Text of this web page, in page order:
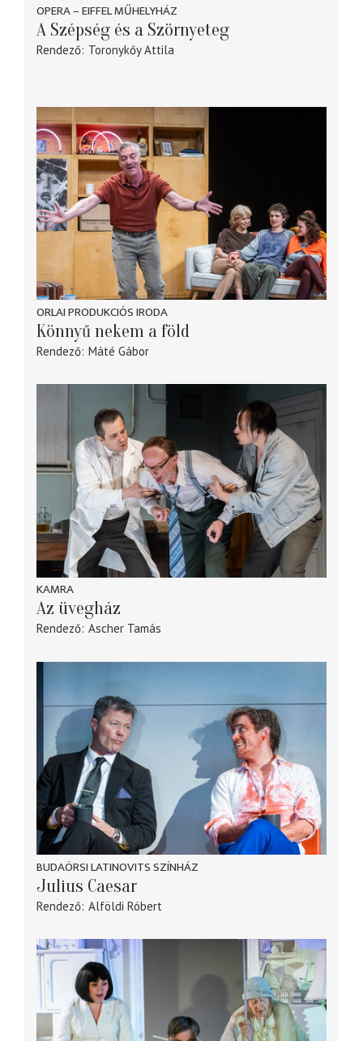
OPERA – EIFFEL MŰHELYHÁZ
A Szépség és a Szörnyeteg
Rendező Toronykőy Attila
ORLAI PRODUKCIÓS IRODA
Könnyű nekem a föld
Rendező Máté Gábor
KAMRA
Az üvegház
Rendező Ascher Tamás
BUDAÖRSI LATINOVITS SZÍNHÁZ
Julius Caesar
Rendező Alföldi Róbert